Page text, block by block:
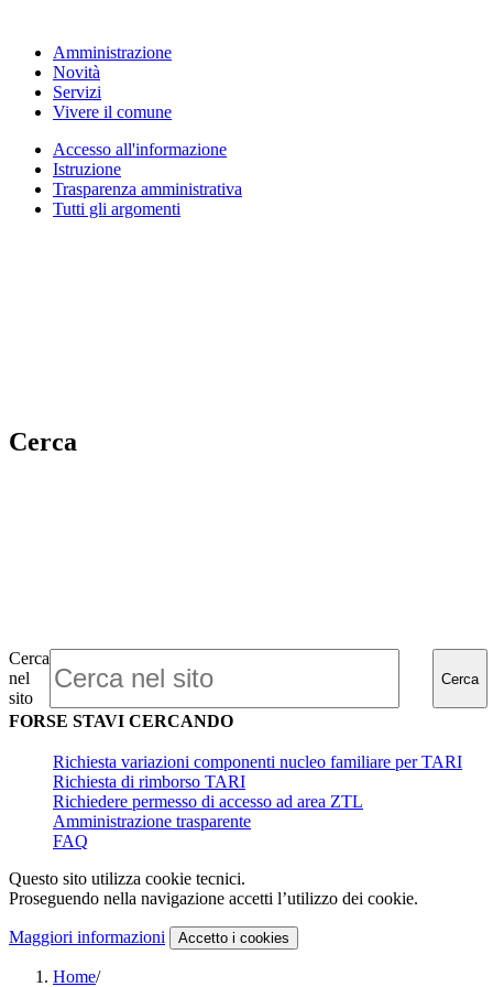
Amministrazione
Novità
Servizi
Vivere il comune
Accesso all'informazione
Istruzione
Trasparenza amministrativa
Tutti gli argomenti
Cerca
Cerca
nel
sito
Cerca
FORSE STAVI CERCANDO
Richiesta variazioni componenti nucleo familiare per TARI
Richiesta di rimborso TARI
Richiedere permesso di accesso ad area ZTL
Amministrazione trasparente
FAQ
Questo sito utilizza cookie tecnici.
Proseguendo nella navigazione accetti l’utilizzo dei cookie.
Maggiori informazioni Accetto i cookies
Home/